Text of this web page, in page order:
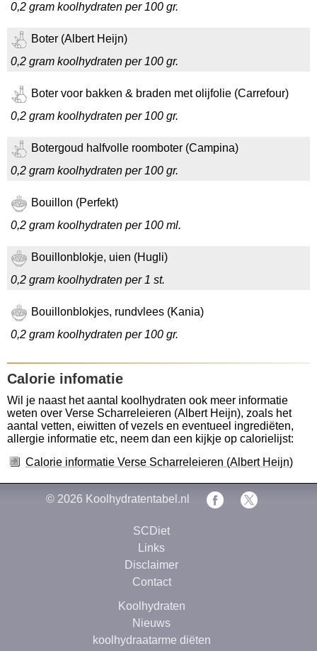
0,2 gram koolhydraten per 100 gr.
Boter (Albert Heijn)
0,2 gram koolhydraten per 100 gr.
Boter voor bakken & braden met olijfolie (Carrefour)
0,2 gram koolhydraten per 100 gr.
Botergoud halfvolle roomboter (Campina)
0,2 gram koolhydraten per 100 gr.
Bouillon (Perfekt)
0,2 gram koolhydraten per 100 ml.
Bouillonblokje, uien (Hugli)
0,2 gram koolhydraten per 1 st.
Bouillonblokjes, rundvlees (Kania)
0,2 gram koolhydraten per 100 gr.
Calorie infomatie
Wil je naast het aantal koolhydraten ook meer informatie
weten over Verse Scharreleieren (Albert Heijn), zoals het
aantal vetten, eiwitten of vezels en eventueel ingrediëten,
allergie informatie etc, neem dan een kijkje op calorielijst:
Calorie informatie Verse Scharreleieren (Albert Heijn)
© 2026 Koolhydratentabel.nl
SCDiet
Links
Disclaimer
Contact
Koolhydraten
Nieuws
koolhydraatarme diëten